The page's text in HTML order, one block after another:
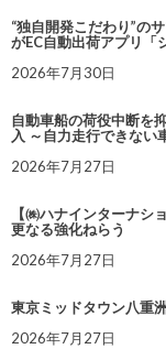
“独自開発こだわり”の
がEC自動出荷アプリ「
2026年7月30日
自動車船の荷役中断を
入 ～自力走行できない
2026年7月27日
【㈱ハナインターナ
更なる強化ねらう
2026年7月27日
東京ミッドタウン八重
2026年7月27日